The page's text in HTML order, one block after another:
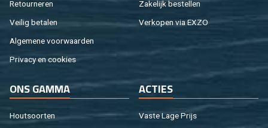
Re­tour­ne­ren
Vei­lig be­ta­len
Al­ge­me­ne voor­waar­den
Pri­va­cy en coo­kies
Za­ke­lijk be­stel­len
Ver­ko­pen via EXZO
ONS GAMMA
Hout­soor­ten
AC­TIES
Vaste Lage Prijs